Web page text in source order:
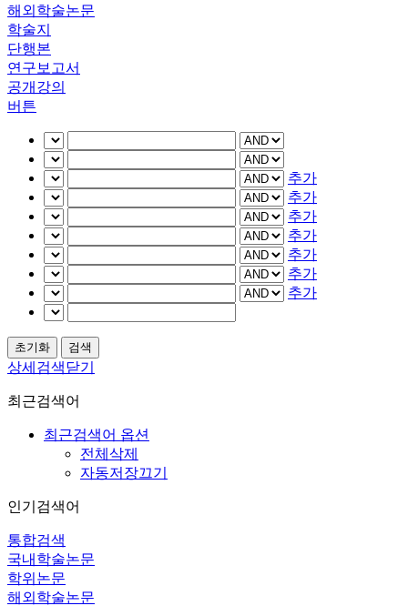
해외학술논문
학술지
단행본
연구보고서
공개강의
버튼
추가
추가
추가
추가
추가
추가
추가
상세검색닫기
최근검색어
최근검색어 옵션
전체삭제
자동저장끄기
인기검색어
통합검색
국내학술논문
학위논문
해외학술논문